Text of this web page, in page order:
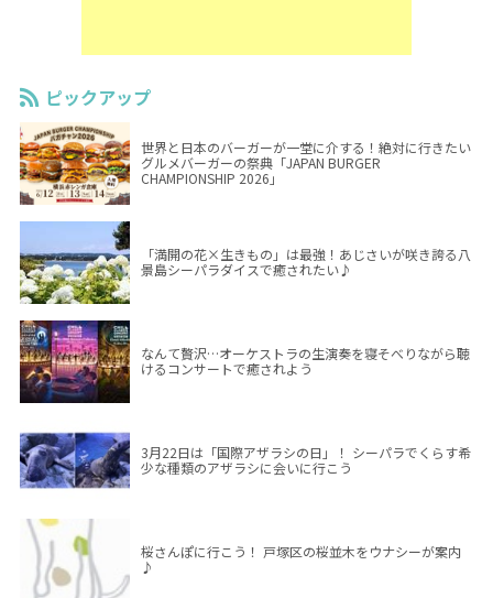
ピックアップ
世界と日本のバーガーが一堂に介する！絶対に行きたい
グルメバーガーの祭典「JAPAN BURGER
CHAMPIONSHIP 2026」
「満開の花×生きもの」は最強！あじさいが咲き誇る八
景島シーパラダイスで癒されたい♪
なんて贅沢…オーケストラの生演奏を寝そべりながら聴
けるコンサートで癒されよう
3月22日は「国際アザラシの日」！ シーパラでくらす希
少な種類のアザラシに会いに行こう
桜さんぽに行こう！ 戸塚区の桜並木をウナシーが案内
♪